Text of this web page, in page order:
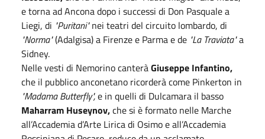
e torna ad Ancona dopo i successi di Don Pasquale a
Liegi, di "Puritani"nei teatri del circuito lombardo, di
"Norma"(Adalgisa) a Firenze e Parma e de "La Traviata"a
Sidney.
Nelle vesti di Nemorino canteràGiuseppe Infantino,
che il pubblico anconetano ricorderà come Pinkerton in
"Madama Butterfly",e in quelli di Dulcamara il basso
Maharram Huseynov,che si è formato nelle Marche
all’Accademia d’Arte Lirica di Osimo e all’Accademia